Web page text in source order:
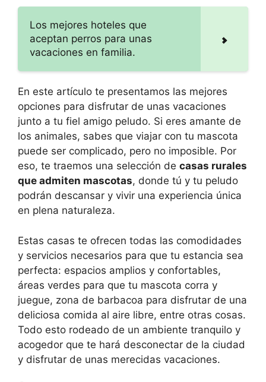
Los mejores hoteles que
aceptan perros para unas
vacaciones en familia.
En este artículo te presentamos las mejores
opciones para disfrutar de unas vacaciones
junto a tu fiel amigo peludo. Si eres amante de
los animales, sabes que viajar con tu mascota
puede ser complicado, pero no imposible. Por
eso, te traemos una selección de casas rurales
que admiten mascotas, donde tú y tu peludo
podrán descansar y vivir una experiencia única
en plena naturaleza.
Estas casas te ofrecen todas las comodidades
y servicios necesarios para que tu estancia sea
perfecta: espacios amplios y confortables,
áreas verdes para que tu mascota corra y
juegue, zona de barbacoa para disfrutar de una
deliciosa comida al aire libre, entre otras cosas.
Todo esto rodeado de un ambiente tranquilo y
acogedor que te hará desconectar de la ciudad
y disfrutar de unas merecidas vacaciones.